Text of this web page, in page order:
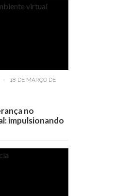
-
18 DE MARÇO DE
no
impulsionando